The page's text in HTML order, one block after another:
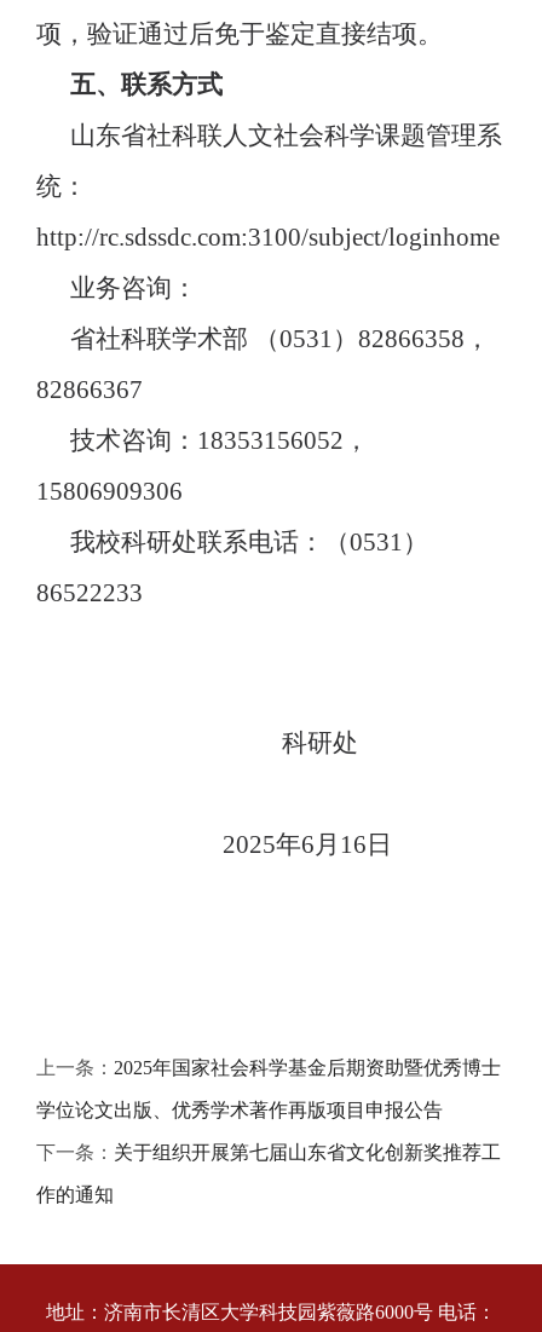
项，验证通过后免于鉴定直接结项。
五、联系方式
山东省社科联人文社会科学课题管理系
统：
http://rc.sdssdc.com:3100/subject/loginhome
业务咨询：
省社科联学术部
（0531）82866358，
82866367
技术咨询： 18353156052，
15806909306
我校科研处联系电话：（0531）
86522233
科研处
2025年6月 16 日
上一条： 2025年国家社会科学基金后期资助暨优秀博士
学位论文出版、优秀学术著作再版项目申报公告
下一条： 关于组织开展第七届山东省文化创新奖推荐工
作的通知
地址：济南市长清区大学科技园紫薇路6000号 电话：